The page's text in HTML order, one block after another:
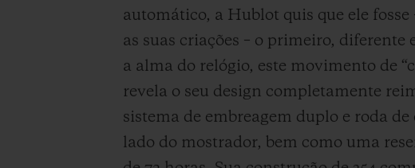
automático, a Hublot quis que ele fosse
as suas criações – o primeiro, diferente
a alma do relógio, este movimento de
revela o seu design completamente
sistema de embreagem duplo e roda de
lado do mostrador, bem como uma